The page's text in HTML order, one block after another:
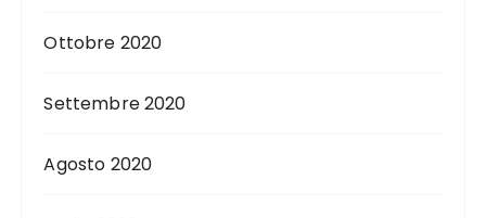
Ottobre 2020
Settembre 2020
Agosto 2020